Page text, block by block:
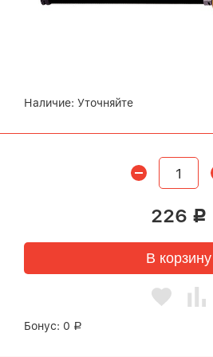
Наличие: Уточняйте
226 Р
В корзину
Бонус: 0 Р